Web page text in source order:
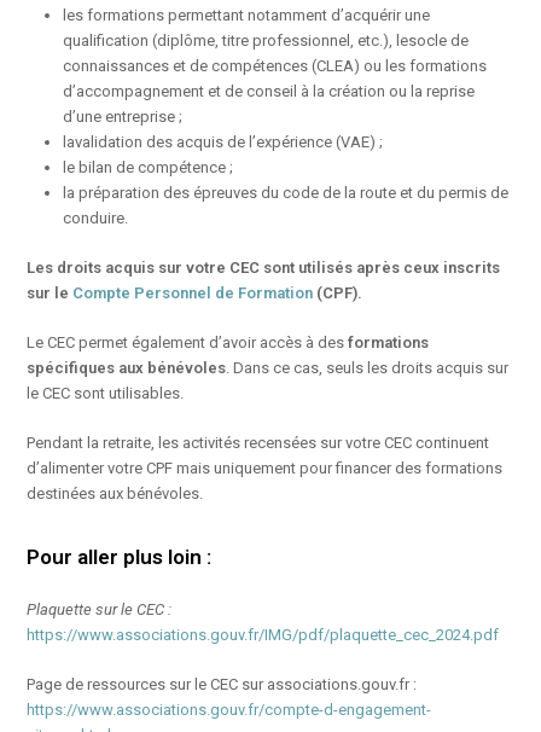
les formations permettant notamment d’acquérir une
qualification (diplôme, titre professionnel, etc.), lesocle de
connaissances et de compétences (CLEA) ou les formations
d’accompagnement et de conseil à la création ou la reprise
d’une entreprise ;
lavalidation des acquis de l’expérience (VAE) ;
le bilan de compétence ;
la préparation des épreuves du code de la route et du permis de
conduire.
Les droits acquis sur votre CEC sont utilisés après ceux inscrits
sur le Compte Personnel de Formation (CPF).
Le CEC permet également d’avoir accès à desformations
spécifiques aux bénévoles. Dans ce cas, seuls les droits acquis sur
le CEC sont utilisables.
Pendant la retraite, les activités recensées sur votre CEC continuent
d’alimenter votre CPF mais uniquement pour financer des formations
destinées aux bénévoles.
Pour aller plus loin :
Plaquette sur le CEC :
https://www.associations.gouv.fr/IMG/pdf/plaquette_cec_2024.pdf
Page de ressources sur le CEC sur associations.gouv.fr :
https://www.associations.gouv.fr/compte-d-engagement-